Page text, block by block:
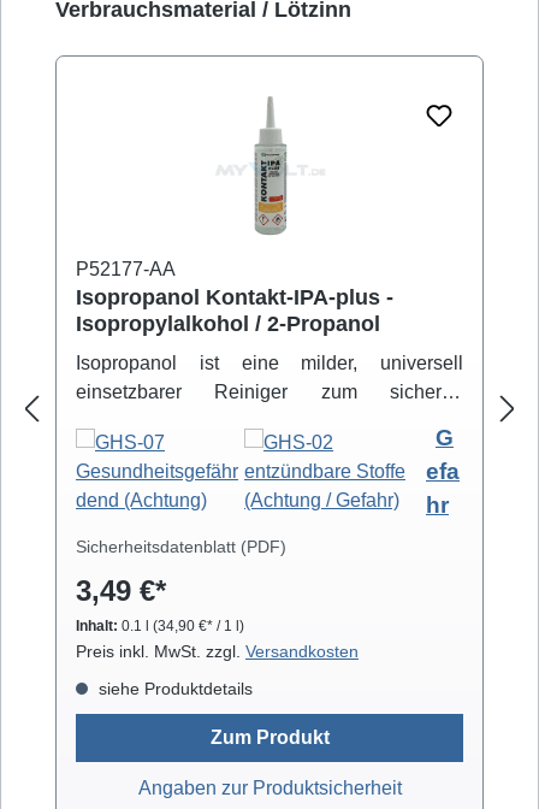
Produktgalerie überspringen
Verbrauchsmaterial / Lötzinn
P52177-AA
Isopropanol Kontakt-IPA-plus -
Isopropylalkohol / 2-Propanol
Isopropanol ist eine milder, universell
einsetzbarer Reiniger zum sicheren
Hochreiner Isopropanol-Alkohol ( 99,8% )
eignet sich zur professionellen Säuberung
von z.B. Video- und Tonköpfen,
Laufwerkteilen, Gummirollen und optischen
arbeitet rückstandsfrei.
G
efa
hr
Sicherheitsdatenblatt (PDF)
3,49 €*
Inhalt: 0.1 l (34,90 €* / 1 l)
Preis inkl. MwSt. zzgl. Versandkosten
siehe Produktdetails
Zum Produkt
Angaben zur Produktsicherheit